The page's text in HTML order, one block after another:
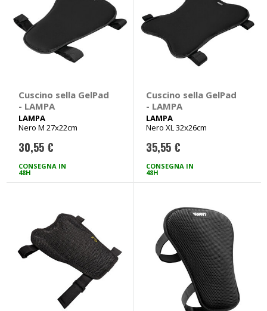
Cuscino sella GelPad
- LAMPA
LAMPA
Nero M 27x22cm
30,55 €
CONSEGNA IN
48H
Cuscino sella GelPad
- LAMPA
LAMPA
Nero XL 32x26cm
35,55 €
CONSEGNA IN
48H